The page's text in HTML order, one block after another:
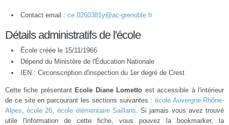
Contact email : ce.0260381y@ac-grenoble.fr
Détails administratifs de l'école
École créée le 15/11/1966
Dépend du Ministère de l'Éducation Nationale
IEN : Circonscription d'inspection du 1er degré de Crest
Cette fiche présentant Ecole Diane Lometto est accessible à l'intérieur
de ce site en parcourant les sections suivantes :école Auvergne-Rhône-
Alpes,école 26, école élémentaire Saillans. Si jamais vous avez trouvé
utile l'information de cette fiche, vous pouvez la bookmarker, la